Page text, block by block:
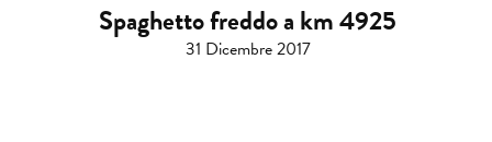
Spaghetto freddo a km 4925
31 Dicembre 2017